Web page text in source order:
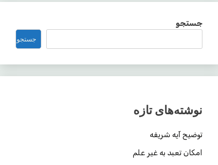
جستجو
جستجو
نوشته‌های تازه
توضیح آیه شریفه
امکان تعبد به غیر علم